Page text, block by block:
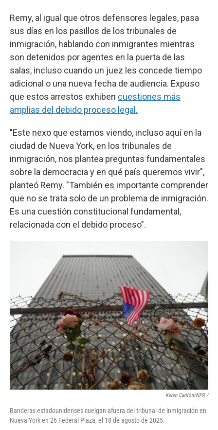
Remy, al igual que otros defensores legales, pasa
sus días en los pasillos de los tribunales de
inmigración, hablando con inmigrantes mientras
son detenidos por agentes en la puerta de las
salas, incluso cuando un juez les concede tiempo
adicional o una nueva fecha de audiencia. Expuso
que estos arrestos exhiben cuestiones más
amplias del debido proceso legal.
"Este nexo que estamos viendo, incluso aquí en la
ciudad de Nueva York, en los tribunales de
inmigración, nos plantea preguntas fundamentales
sobre la democracia y en qué país queremos vivir",
planteó Remy. "También es importante comprender
que no se trata solo de un problema de inmigración.
Es una cuestión constitucional fundamental,
relacionada con el debido proceso".
Keren Carrión/NPR /
Banderas estadounidenses cuelgan afuera del tribunal de inmigración en
Nueva York en 26 Federal Plaza, el 18 de agosto de 2025.